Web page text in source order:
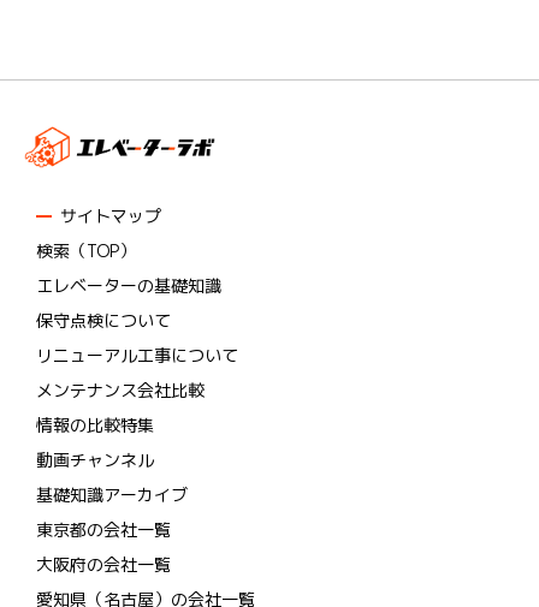
サイトマップ
検索（TOP）
エレベーターの基礎知識
保守点検について
リニューアル工事について
メンテナンス会社比較
情報の比較特集
動画チャンネル
基礎知識アーカイブ
東京都の会社一覧
大阪府の会社一覧
愛知県（名古屋）の会社一覧